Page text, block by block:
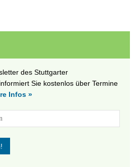
des Stuttgarter
Sie kostenlos über Termine
Infos »